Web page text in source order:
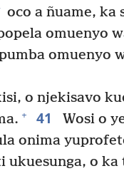
oco a ñuame, ka
omuenyo
omuenyo
o njekisavo
+ 41
Wosi o
onima
ukuesunga, o